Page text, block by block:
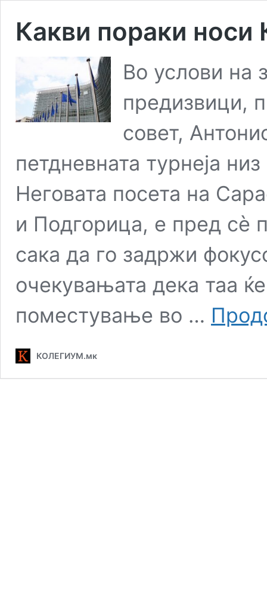
Какви пораки носи
Во услови на
предизвици,
совет,
петдневната турнеја
Неговата посета на
и Подгорица, е пред сѐ
сака да го задржи
очекувањата дека таа
поместување во …
КОЛЕГИУМ.мк